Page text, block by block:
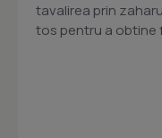
tavalirea prin
tos pentru a obtine